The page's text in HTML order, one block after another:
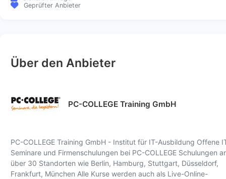
Geprüfter Anbieter
Über den Anbieter
PC-COLLEGE Training GmbH
PC-COLLEGE Training GmbH - Institut für IT-Ausbildung Offene
Seminare und Firmenschulungen bei PC-COLLEGE Schulungen
über 30 Standorten wie Berlin, Hamburg, Stuttgart, Düsseldorf,
Frankfurt, München Alle Kurse werden auch als Live-Online-